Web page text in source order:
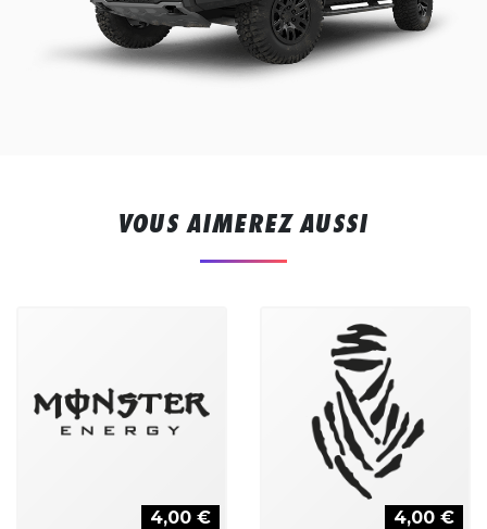
VOUS AIMEREZ AUSSI
4,00 € 4,00 €